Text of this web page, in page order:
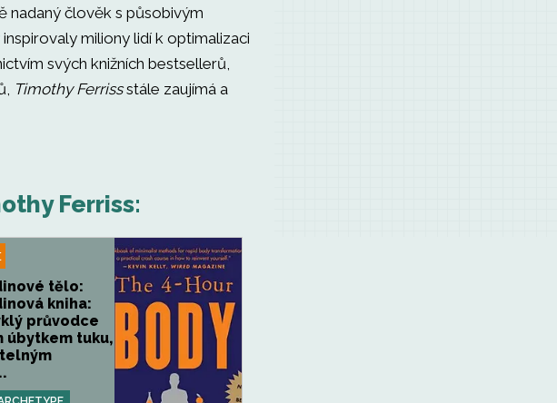
nadaný člověk s působivým
miliony lidí k optimalizaci
svých knižních bestsellerů,
Timothy Ferrissstále zaujímá a
Ferriss:
tělo:
kniha:
průvodce
úbytkem tuku,